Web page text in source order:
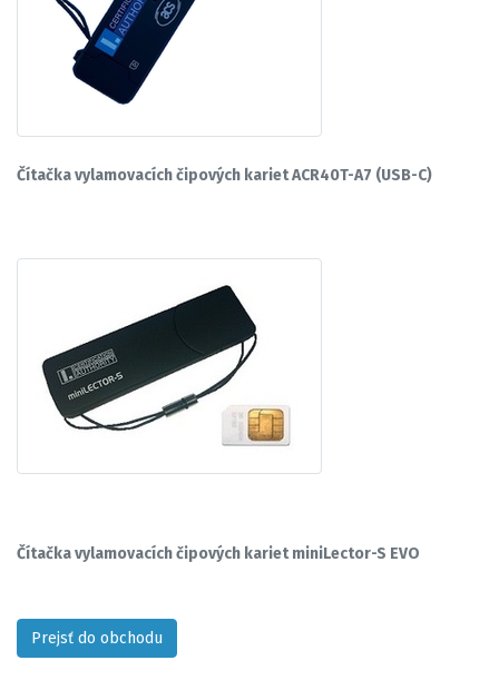
Čítačka vylamovacích čipových kariet ACR40T-A7 (USB-C)
Čítačka vylamovacích čipových kariet miniLector-S EVO
Prejsť do obchodu